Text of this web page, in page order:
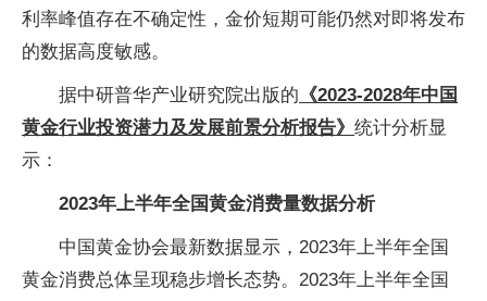
利率峰值存在不确定性，金价短期可能仍然对即将发布
的数据高度敏感。
据中研普华产业研究院出版的 《2023-2028年中国
黄金行业投资潜力及发展前景分析报告》 统计分析显
示：
2023年上半年全国黄金消费量数据分析
中国黄金协会最新数据显示，2023年上半年全国
黄金消费总体呈现稳步增长态势。2023年上半年全国